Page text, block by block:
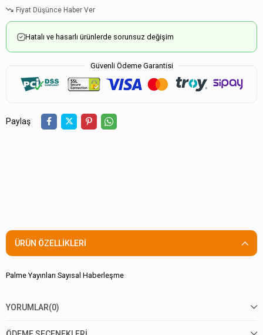
Fiyat Düşünce Haber Ver
Hatalı ve hasarlı ürünlerde sorunsuz değişim
Güvenli Ödeme Garantisi
Paylaş
ÜRÜN ÖZELLIKLERI
Palme Yayınları Sayısal Haberleşme
YORUMLAR(0)